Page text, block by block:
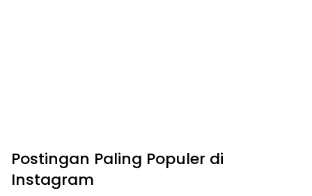
Postingan Paling Populer di
Instagram